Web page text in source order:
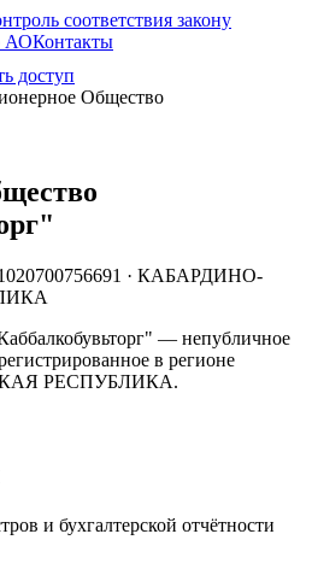
соответствия закону
АОКонтакты
доступ
Общество
· КАБАРДИНО-
— непубличное
в регионе
РЕСПУБЛИКА.
и бухгалтерской отчётности